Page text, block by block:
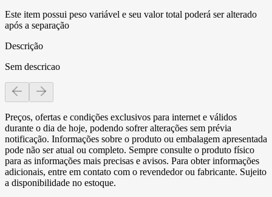
Este item possui peso variável e seu valor total poderá ser alterado
após a separação
Descrição
Sem descricao
Preços, ofertas e condições exclusivos para internet e válidos
durante o dia de hoje, podendo sofrer alterações sem prévia
notificação. Informações sobre o produto ou embalagem apresentada
pode não ser atual ou completo. Sempre consulte o produto físico
para as informações mais precisas e avisos. Para obter informações
adicionais, entre em contato com o revendedor ou fabricante. Sujeito
a disponibilidade no estoque.